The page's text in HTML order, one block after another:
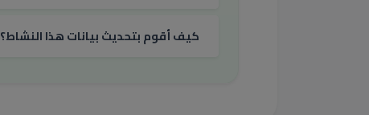
كيف أقوم بتحديث بيانات هذا النشاط؟